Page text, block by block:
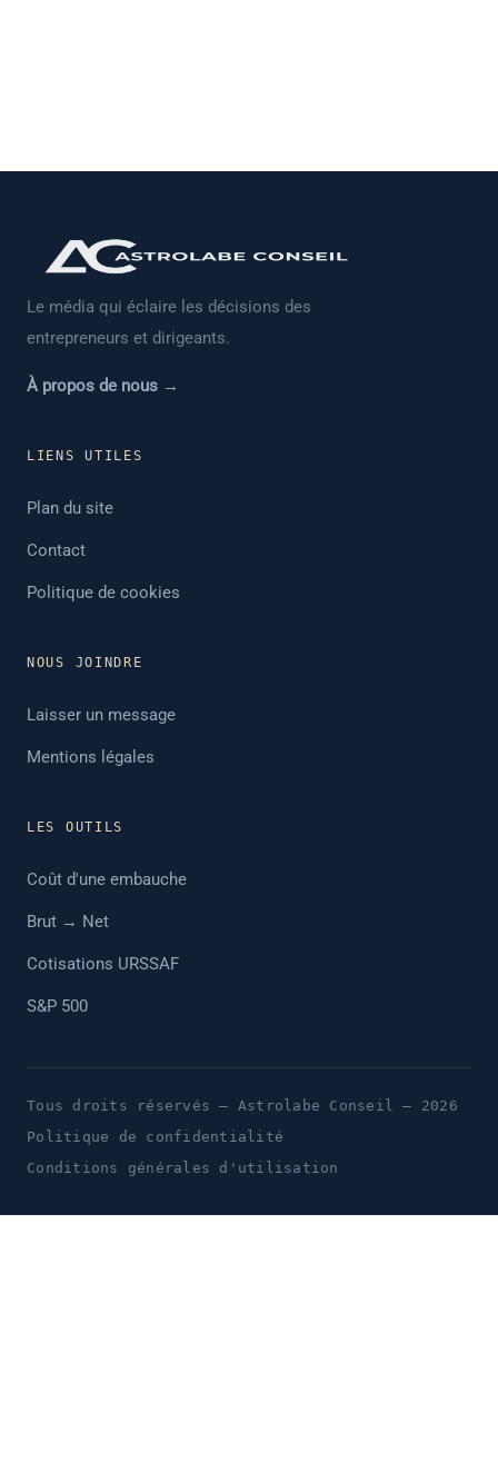
Le média qui éclaire les décisions des
entrepreneurs et dirigeants.
À propos de nous →
LIENS UTILES
Plan du site
Contact
Politique de cookies
NOUS JOINDRE
Laisser un message
Mentions légales
LES OUTILS
Coût d'une embauche
Brut → Net
Cotisations URSSAF
S&P 500
Tous droits réservés — Astrolabe Conseil — 2026
Politique de confidentialité
Conditions générales d'utilisation